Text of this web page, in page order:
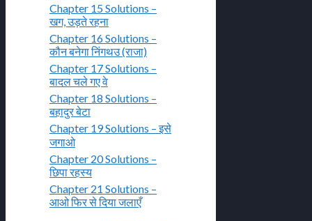
Chapter 15 Solutions –
खग, उड़ते रहना
Chapter 16 Solutions –
कौन बनेगा निंगथउ (राजा)
Chapter 17 Solutions –
बादल चले गए वे
Chapter 18 Solutions –
बहादुर बेटा
Chapter 19 Solutions – इसे
जगाओ
Chapter 20 Solutions –
छिपा रहस्य
Chapter 21 Solutions –
आओ फिर से दिया जलाएँ